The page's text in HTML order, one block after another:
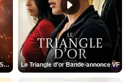
L'Odyssée Bande-annonce VO STFR Le Triangle d'or Bande-annonce VF